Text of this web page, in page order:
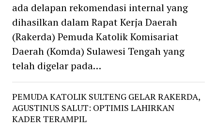
ada delapan rekomendasi internal yang
dihasilkan dalam Rapat Kerja Daerah
(Rakerda) Pemuda Katolik Komisariat
Daerah (Komda) Sulawesi Tengah yang
telah digelar pada…
PEMUDA KATOLIK SULTENG GELAR RAKERDA,
AGUSTINUS SALUT: OPTIMIS LAHIRKAN
KADER TERAMPIL